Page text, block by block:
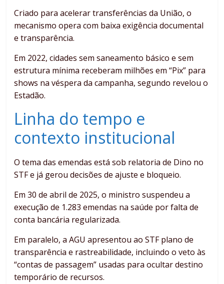
Criado para acelerar transferências da União, o
mecanismo opera com baixa exigência documental
e transparência.
Em 2022, cidades sem saneamento básico e sem
estrutura mínima receberam milhões em “Pix” para
shows na véspera da campanha, segundo revelou o
Estadão.
Linha do tempo e
contexto institucional
O tema das emendas está sob relatoria de Dino no
STF e já gerou decisões de ajuste e bloqueio.
Em 30 de abril de 2025, o ministro suspendeu a
execução de 1.283 emendas na saúde por falta de
conta bancária regularizada.
Em paralelo, a AGU apresentou ao STF plano de
transparência e rastreabilidade, incluindo o veto às
“contas de passagem” usadas para ocultar destino
temporário de recursos.